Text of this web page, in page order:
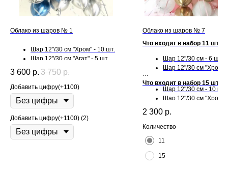
Облако из шаров № 1
Шар 12"/30 см "Хром" - 10 шт.
Шар 12"/30 см "Агат" - 5 шт.
3 600 р. 3 750 р.
Добавить цифру(+1100)
Добавить цифру(+1100) (2)
Облако из шаров № 7
Что входит в набор 11 шт:
Шар 12"/30 см - 6 шт.
Шар 12"/30 см "Хром"
Что входит в набор 15 шт:
Шар 12"/30 см - 10 шт.
Шар 12"/30 см "Хром"
2 300 р.
Количество
11
15